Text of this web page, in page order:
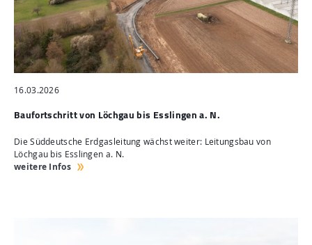
16.03.2026
Baufortschritt von Löchgau bis Esslingen a. N.
Die Süddeutsche Erdgasleitung wächst weiter: Leitungsbau von
Löchgau bis Esslingen a. N.
weitere Infos